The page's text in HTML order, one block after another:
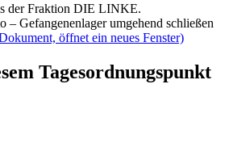
der Fraktion DIE LINKE.
– Gefangenenlager umgehend schließen
öffnet ein neues Fenster)
Tagesordnungspunkt